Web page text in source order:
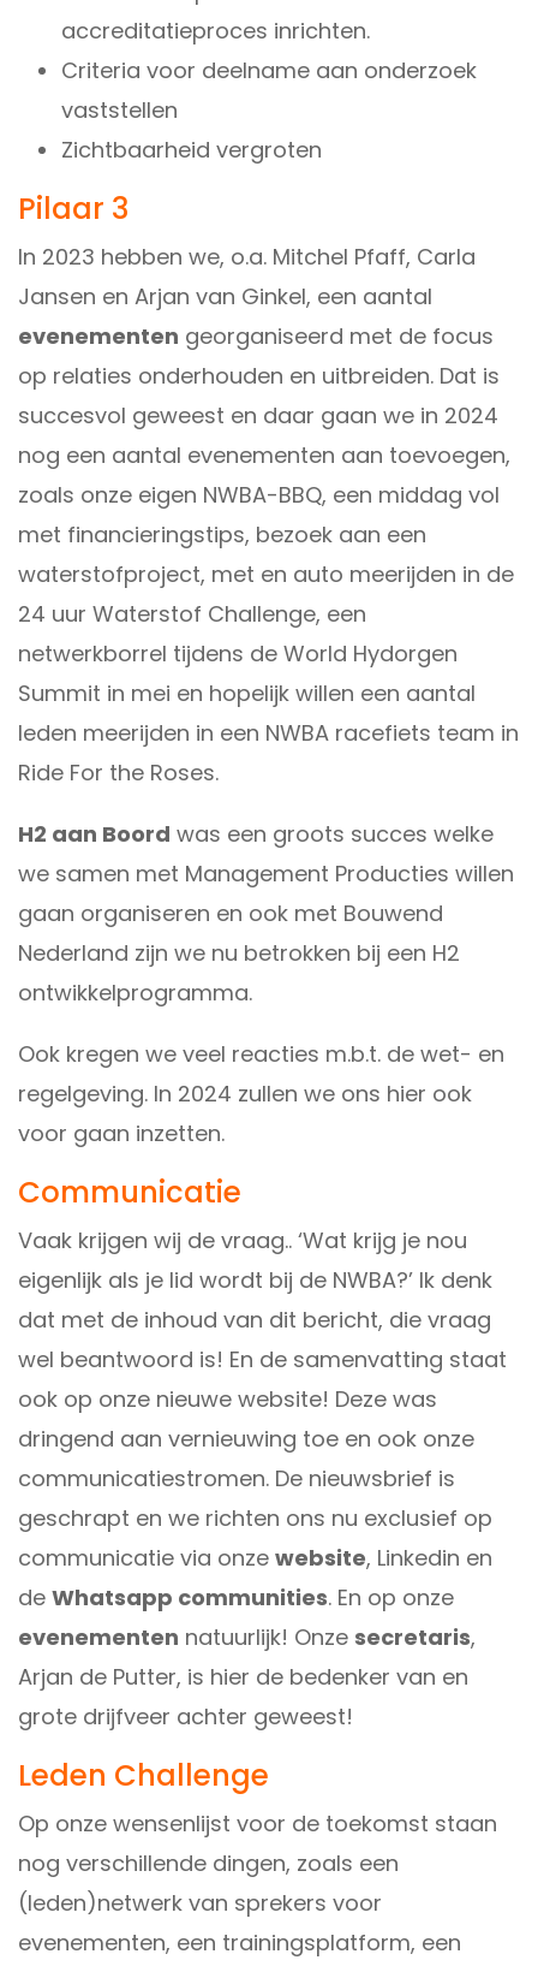
accreditatieproces inrichten.
Criteria voor deelname aan onderzoek
vaststellen
Zichtbaarheid vergroten
Pilaar 3
In 2023 hebben we, o.a. Mitchel Pfaff, Carla
Jansen en Arjan van Ginkel, een aantal
evenementen georganiseerd met de focus
op relaties onderhouden en uitbreiden. Dat is
succesvol geweest en daar gaan we in 2024
nog een aantal evenementen aan toevoegen,
zoals onze eigen NWBA-BBQ, een middag vol
met financieringstips, bezoek aan een
waterstofproject, met en auto meerijden in de
24 uur Waterstof Challenge, een
netwerkborrel tijdens de World Hydorgen
Summit in mei en hopelijk willen een aantal
leden meerijden in een NWBA racefiets team in
Ride For the Roses.
H2 aan Boord was een groots succes welke
we samen met Management Producties willen
gaan organiseren en ook met Bouwend
Nederland zijn we nu betrokken bij een H2
ontwikkelprogramma.
Ook kregen we veel reacties m.b.t. de wet- en
regelgeving. In 2024 zullen we ons hier ook
voor gaan inzetten.
Communicatie
Vaak krijgen wij de vraag.. ‘Wat krijg je nou
eigenlijk als je lid wordt bij de NWBA?’ Ik denk
dat met de inhoud van dit bericht, die vraag
wel beantwoord is! En de samenvatting staat
ook op onze nieuwe website! Deze was
dringend aan vernieuwing toe en ook onze
communicatiestromen. De nieuwsbrief is
geschrapt en we richten ons nu exclusief op
communicatie via onze website, Linkedin en
de Whatsapp communities. En op onze
evenementen natuurlijk! Onze secretaris,
Arjan de Putter, is hier de bedenker van en
grote drijfveer achter geweest!
Leden Challenge
Op onze wensenlijst voor de toekomst staan
nog verschillende dingen, zoals een
(leden)netwerk van sprekers voor
evenementen, een trainingsplatform, een